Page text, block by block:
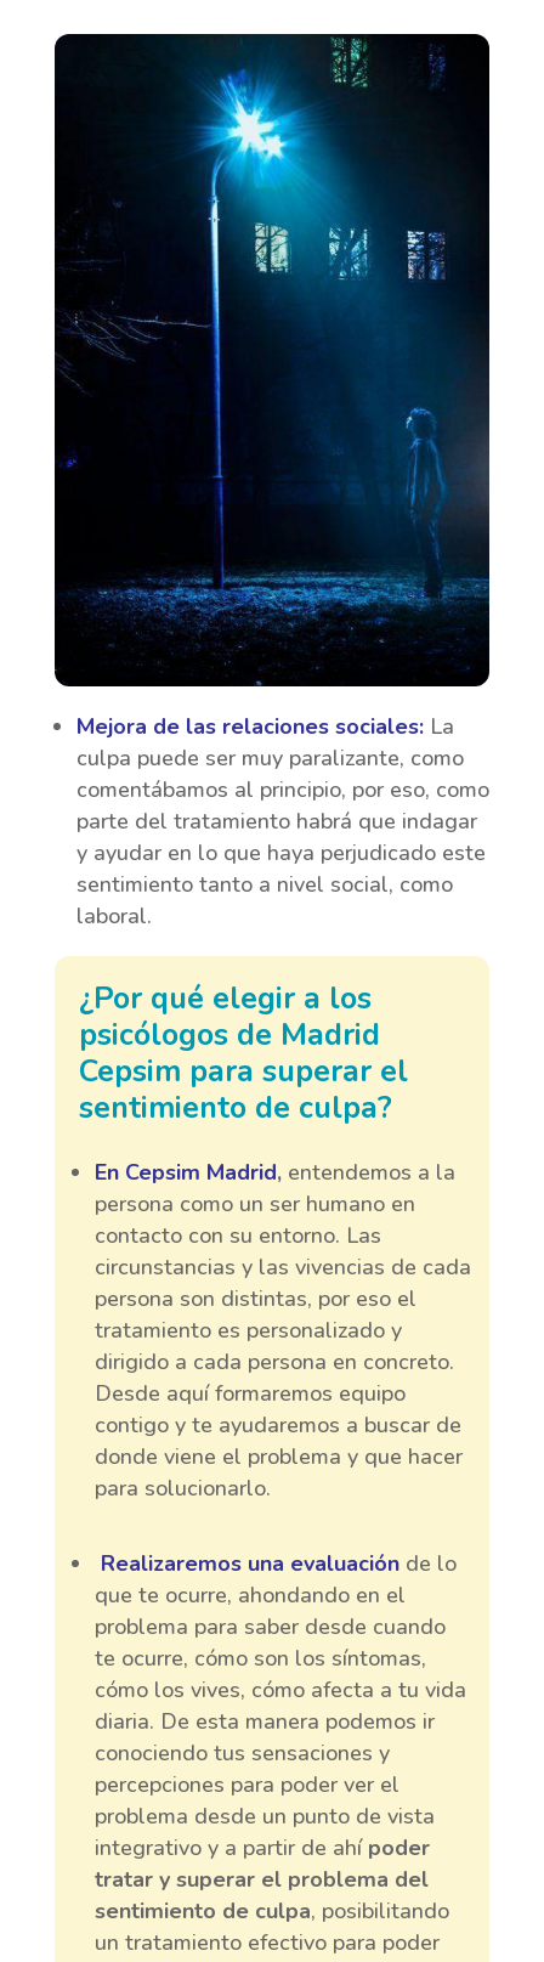
Mejora de las relaciones sociales:La
culpa puede ser muy paralizante, como
comentábamos al principio, por eso, como
parte del tratamiento habrá que indagar
y ayudar en lo que haya perjudicado este
sentimiento tanto a nivel social, como
laboral.
¿Por qué elegir a los
psicólogos de Madrid
Cepsim para superar el
sentimiento de culpa?
En Cepsim Madrid,entendemos a la
persona como un ser humano en
contacto con su entorno. Las
circunstancias y las vivencias de cada
persona son distintas, por eso el
tratamiento es personalizado y
dirigido a cada persona en concreto.
Desde aquí formaremos equipo
contigo y te ayudaremos a buscar de
donde viene el problema y que hacer
para solucionarlo.
Realizaremos una evaluaciónde lo
que te ocurre, ahondando en el
problema para saber desde cuando
te ocurre, cómo son los síntomas,
cómo los vives, cómo afecta a tu vida
diaria. De esta manera podemos ir
conociendo tus sensaciones y
percepciones para poder ver el
problema desde un punto de vista
integrativo y a partir de ahí poder
tratar y superar el problema del
sentimiento de culpa, posibilitando
un tratamiento efectivo para poder